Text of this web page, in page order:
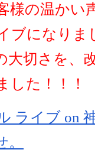
の温かい
ブになりま
切さを、
した！！！
ライブ on